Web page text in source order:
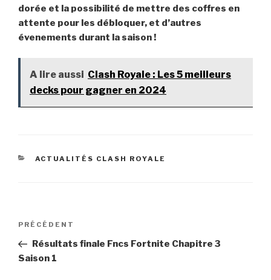
dorée et la possibilité de mettre des coffres en
attente pour les débloquer, et d’autres
évenements durant la saison !
A lire aussi Clash Royale : Les 5 meilleurs
decks pour gagner en 2024
CATÉGORIES
ACTUALITÉS CLASH ROYALE
Navigation
l’article
Article
précédent
PRÉCÉDENT
Résultats finale Fncs Fortnite Chapitre 3
Saison 1